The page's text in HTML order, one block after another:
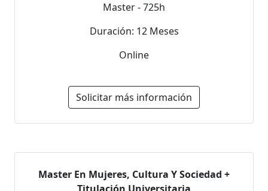
Master - 725h
Duración: 12 Meses
Online
Solicitar más información
Master En Mujeres, Cultura Y Sociedad +